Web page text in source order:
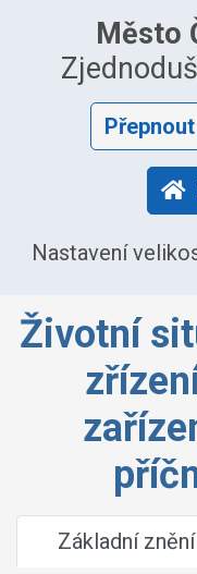
Město
Nastavení
Životní
Základní znění